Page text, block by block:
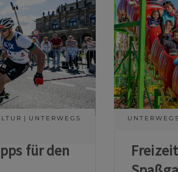
UNTERWEGS
für den